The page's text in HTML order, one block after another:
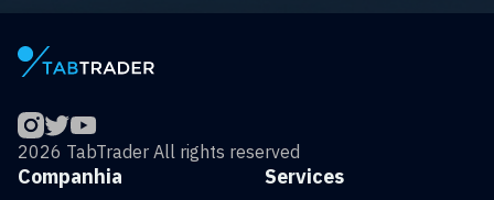
2026 TabTrader All rights reserved
Services
Companhia